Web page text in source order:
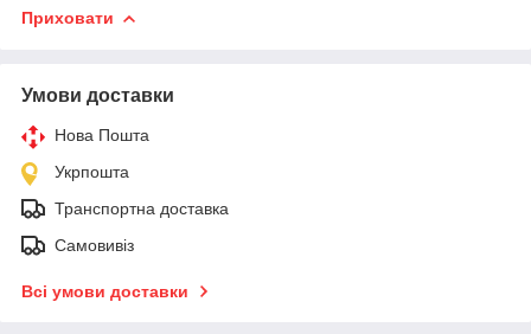
Приховати
Умови доставки
Нова Пошта
Укрпошта
Транспортна доставка
Самовивіз
Всі умови доставки